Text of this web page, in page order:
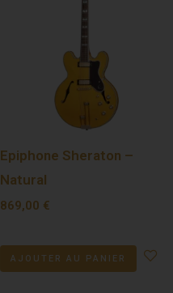
Epiphone Sheraton –
Natural
869,00 €
AJOUTER AU PANIER